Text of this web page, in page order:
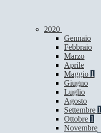
2020
Gennaio
Febbraio
Marzo
Aprile
Maggio 1
Giugno
Luglio
Agosto
Settembre 1
Ottobre 1
Novembre